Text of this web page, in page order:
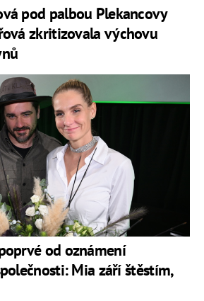
pod palbou Plekancovy
zkritizovala výchovu
od oznámení
Mia září štěstím,